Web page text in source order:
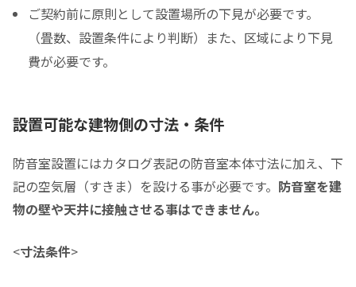
税込価格合計*
0 0
クレジットご利用金額
分割支払回数
ご契約前に原則として設置場所の下見が必要です。
（畳数、設置条件により判断）また、区域により下見
費が必要です。
設置可能な建物側の寸法・条件
防音室設置にはカタログ表記の防音室本体寸法に加え、下
記の空気層（すきま）を設ける事が必要です。 防音室を建
物の壁や天井に接触させる事はできません。
<寸法条件>